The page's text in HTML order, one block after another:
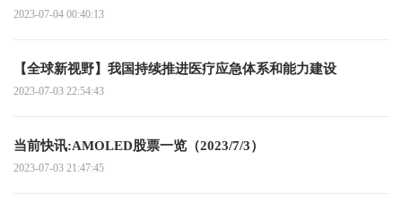
2023-07-04 00:40:13
【全球新视野】我国持续推进医疗应急体系和能力建设
2023-07-03 22:54:43
当前快讯:AMOLED股票一览（2023/7/3）
2023-07-03 21:47:45